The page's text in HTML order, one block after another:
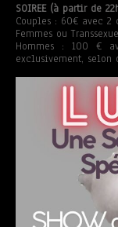
SOIREE (à partir de
Couples : 60€ avec 2
Femmes ou
Hommes : 100 €
exclusivement, selon